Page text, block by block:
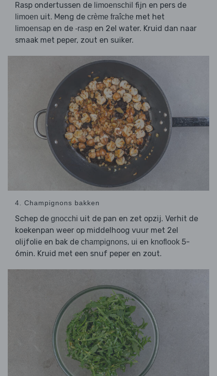
Rasp ondertussen de limoenschil fijn en pers de
limoen uit. Meng de crème fraîche met het
limoensap en de -rasp en 2el water. Kruid dan naar
smaak met peper, zout en suiker.
4. Champignons bakken
Schep de gnocchi uit de pan en zet opzij. Verhit de
koekenpan weer op middelhoog vuur met 2el
olijfolie en bak de champignons, ui en knoflook 5-
6min. Kruid met een snuf peper en zout.